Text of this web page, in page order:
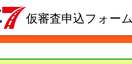
仮審査申込フォーム